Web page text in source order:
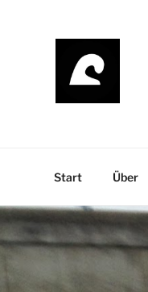
Start Über